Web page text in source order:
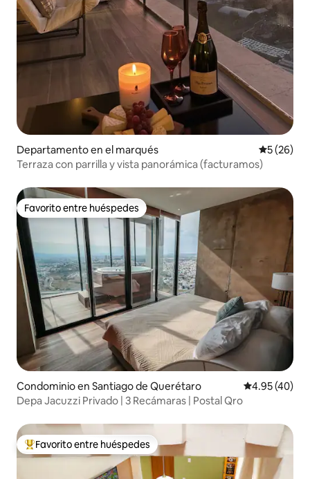
Departamento en el marqués
5 (26)
Terraza con parrilla y vista panorámica (facturamos)
Favorito entre huéspedes
Favorito entre huéspedes
Condominio en Santiago de Querétaro Calificación
4.95 (40)
Depa Jacuzzi Privado | 3 Recámaras | Postal Qro
De los mejores en Favorito entre huéspedes
Favorito entre huéspedes